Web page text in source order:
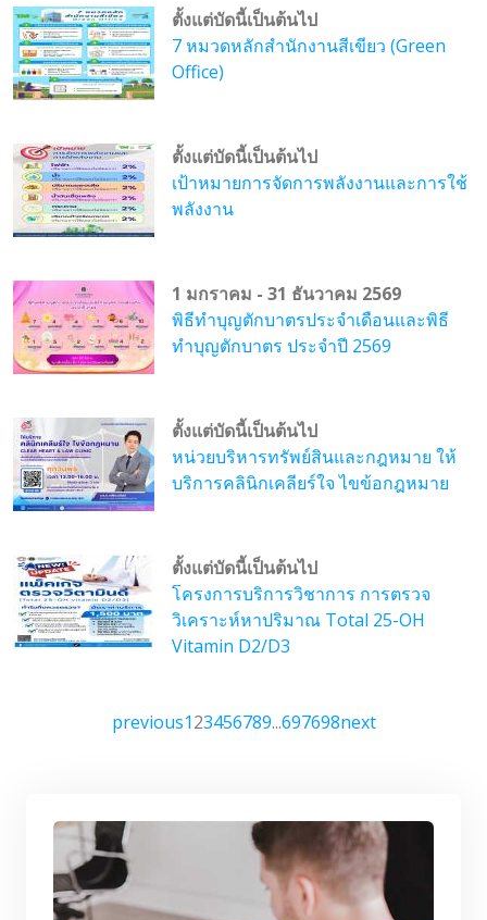
ตั้งแต่บัดนี้เป็นต้นไป
7 หมวดหลักสำนักงานสีเขียว (Green
Office)
ตั้งแต่บัดนี้เป็นต้นไป
เป้าหมายการจัดการพลังงานและการใช้
พลังงาน
1 มกราคม - 31 ธันวาคม 2569
พิธีทำบุญตักบาตรประจำเดือนและพิธี
ทำบุญตักบาตร ประจำปี 2569
ตั้งแต่บัดนี้เป็นต้นไป
หน่วยบริหารทรัพย์สินและกฎหมาย ให้
บริการคลินิกเคลียร์ใจ ไขข้อกฎหมาย
ตั้งแต่บัดนี้เป็นต้นไป
โครงการบริการวิชาการ การตรวจ
วิเคราะห์หาปริมาณ Total 25-OH
Vitamin D2/D3
previous123456789...697698next